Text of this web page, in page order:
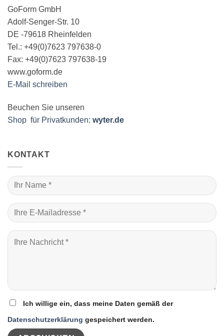
GoForm GmbH
Adolf-Senger-Str. 10
DE -79618 Rheinfelden
Tel.: +49(0)7623 797638-0
Fax: +49(0)7623 797638-19
www.goform.de
E-Mail schreiben
Beuchen Sie unseren
Shop für Privatkunden: wyter.de
KONTAKT
Ich willige ein, dass meine Daten gemäß der
Datenschutzerklärung gespeichert werden.